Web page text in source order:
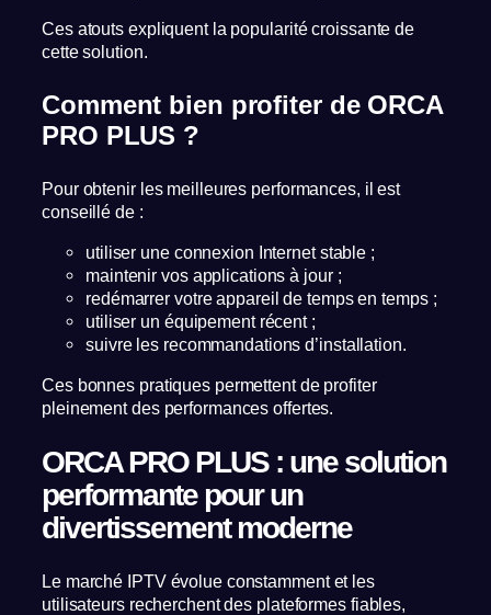
Ces atouts expliquent la popularité croissante de
cette solution.
Comment bien profiter de ORCA
PRO PLUS ?
Pour obtenir les meilleures performances, il est
conseillé de :
utiliser une connexion Internet stable ;
maintenir vos applications à jour ;
redémarrer votre appareil de temps en temps ;
utiliser un équipement récent ;
suivre les recommandations d’installation.
Ces bonnes pratiques permettent de profiter
pleinement des performances offertes.
ORCA PRO PLUS : une solution
performante pour un
divertissement moderne
Le marché IPTV évolue constamment et les
utilisateurs recherchent des plateformes fiables,